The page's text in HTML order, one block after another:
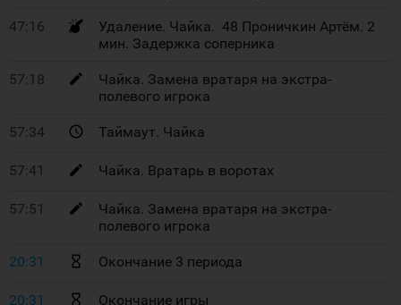
47:16
Удаление. Чайка. 48 Проничкин Артём. 2
мин. Задержка соперника
57:18
Чайка. Замена вратаря на экстра-
полевого игрока
57:34 Таймаут. Чайка
57:41 Чайка. Вратарь в воротах
57:51
Чайка. Замена вратаря на экстра-
полевого игрока
20:31 Окончание 3 периода
20:31 Окончание игры